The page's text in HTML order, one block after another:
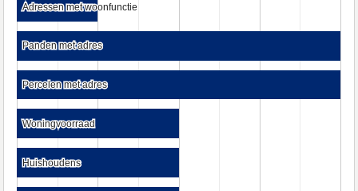
Adressen met woonfunctie
Adressen met woonfunctie
Panden met adres
Panden met adres
Percelen met adres
Percelen met adres
Woningvoorraad
Woningvoorraad
Huishoudens
Huishoudens